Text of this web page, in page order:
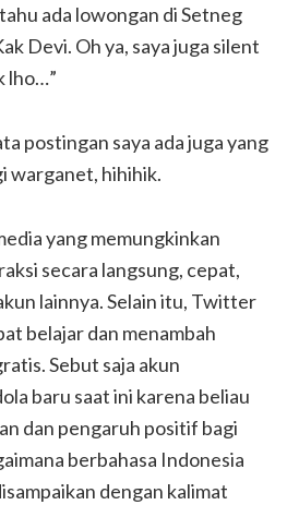
ada lowongan di Setneg
Devi. Oh ya, saya juga silent
lho…”
postingan saya ada juga yang
warganet, hihihik.
yang memungkinkan
secara langsung, cepat,
lainnya. Selain itu, Twitter
belajar dan menambah
Sebut saja akun
baru saat ini karena beliau
dan pengaruh positif bagi
berbahasa Indonesia
dengan kalimat